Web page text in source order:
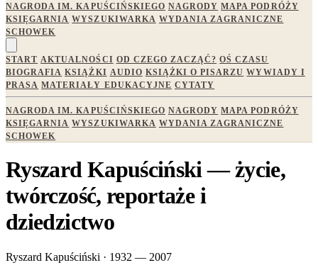
NAGRODA IM. KAPUŚCIŃSKIEGO NAGRODY MAPA PODRÓŻY
KSIĘGARNIA WYSZUKIWARKA WYDANIA ZAGRANICZNE
SCHOWEK
START AKTUALNOŚCI OD CZEGO ZACZĄĆ? OŚ CZASU
BIOGRAFIA KSIĄŻKI AUDIO KSIĄŻKI O PISARZU WYWIADY I
PRASA MATERIAŁY EDUKACYJNE CYTATY
NAGRODA IM. KAPUŚCIŃSKIEGO NAGRODY MAPA PODRÓŻY
KSIĘGARNIA WYSZUKIWARKA WYDANIA ZAGRANICZNE
SCHOWEK
Ryszard Kapuściński — życie,
twórczość, reportaże i
dziedzictwo
Ryszard Kapuściński · 1932 — 2007